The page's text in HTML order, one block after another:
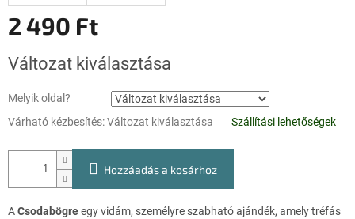
2 490 Ft
Változat kiválasztása
Melyik oldal?
Várható kézbesítés:Változat kiválasztása Szállítási lehetőségek
Hozzáadás a kosárhoz
ACsodabögreegy vidám, személyre szabható ajándék, amely tréfás